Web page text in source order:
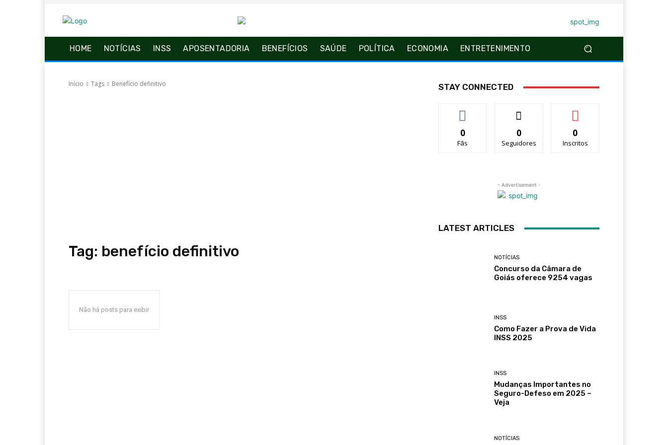
HOME NOTÍCIAS INSS APOSENTADORIA BENEFÍCIOS SAÚDE POLÍTICA ECONOMIA ENTRETENIMENTO
Início Tags Benefício definitivo
Tag: benefício definitivo
Não há posts para exibir
STAY CONNECTED
0
Fãs
0
Seguidores
0
Inscritos
- Advertisement -
LATEST ARTICLES
NOTÍCIAS
Concurso da Câmara de
Goiás oferece 9254 vagas
INSS
Como Fazer a Prova de Vida
INSS 2025
INSS
Mudanças Importantes no
Seguro-Defeso em 2025 –
Veja
NOTÍCIAS